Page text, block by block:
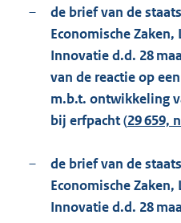
–
de brief van de
Economische Zaken,
Innovatie d.d. 28
van de reactie op
m.b.t. ontwikkeling
bij erfpacht (29 659,
–
de brief van de
Economische Zaken,
Innovatie d.d. 28